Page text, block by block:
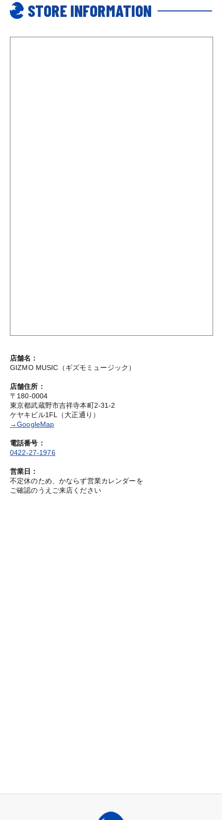
STORE INFORMATION
店舗名：
GIZMO MUSIC（ギズモミュージック）
店舗住所：
〒180-0004
東京都武蔵野市吉祥寺本町2-31-2
ケヤキビル1FL（大正通り）
→GoogleMap
電話番号：
0422-27-1976
営業日：
不定休のため、かならず営業カレンダーを
ご確認のうえご来店ください